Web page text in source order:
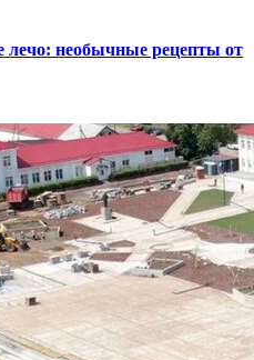
лечо: необычные рецепты от